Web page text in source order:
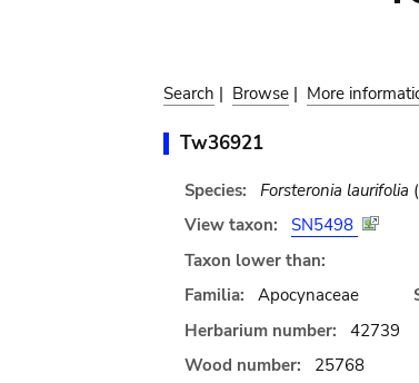
Search | Browse | More
Tw36921
Species: Forsteronia laurifolia
View taxon:
SN5498
Taxon lower than:
Familia:
Apocynaceae
Herbarium number:
42739
Wood number:
25768